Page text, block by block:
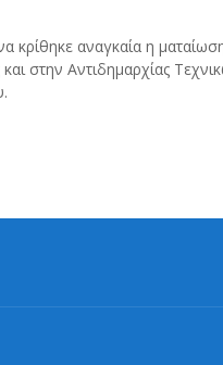
αναγκαία η
στην Αντιδημαρχίας